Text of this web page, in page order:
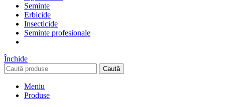
Seminte
Erbicide
Insecticide
Seminte profesionale
Închide
Caută
Meniu
Produse